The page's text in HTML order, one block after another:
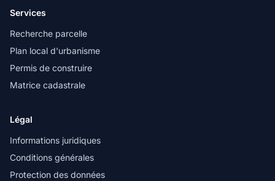
Services
Recherche parcelle
Plan local d'urbanisme
Permis de construire
Matrice cadastrale
Légal
Informations juridiques
Conditions générales
Protection des données